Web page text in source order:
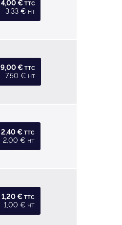
4,00 € TTC
3,33 € HT
9,00 €TTC
7,50 € HT
2,40 €TTC
2,00 € HT
1,20 €TTC
1,00 € HT